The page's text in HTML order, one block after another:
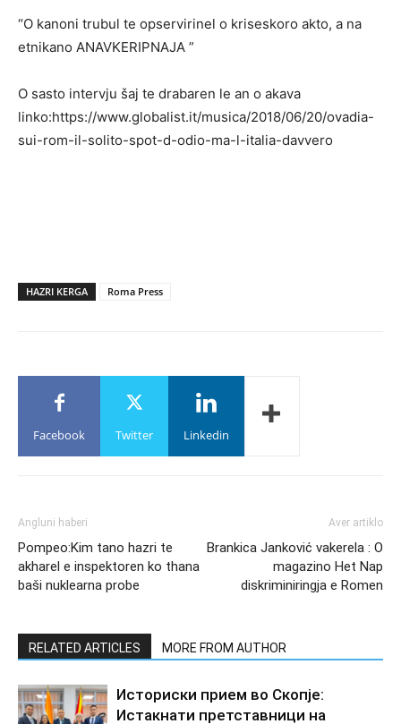
“O kanoni trubul te opservirinel o kriseskoro akto, a na
etnikano ANAVKERIPNAJA ”
O sasto intervju šaj te drabaren le an o akava
linko:https://www.globalist.it/musica/2018/06/20/ovadia-
sui-rom-il-solito-spot-d-odio-ma-l-italia-davvero
HAZRI KERGA Roma Press
Facebook Twitter Linkedin
Angluni haberi
Pompeo:Kim tano hazri te
akharel e inspektoren ko thana
baši nuklearna probe
Aver artiklo
Brankica Janković vakerela : O
magazino Het Nap
diskriminiringja e Romen
RELATED ARTICLES MORE FROM AUTHOR
Историски прием во Скопје:
Истакнати претставници на